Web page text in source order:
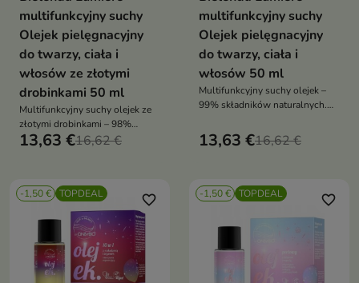
multifunkcyjny suchy
Olejek pielęgnacyjny
do twarzy, ciała i
włosów ze złotymi
drobinkami 50 ml
Multifunkcyjny suchy olejek ze
złotymi drobinkami – 98%
składników naturalnych do
13,63 €16,62 €
multifunkcyjny suchy
Olejek pielęgnacyjny
do twarzy, ciała i
włosów 50 ml
Multifunkcyjny suchy olejek –
99% składników naturalnych.
nawilża, regeneruje i wygładza,
szybko się wchłania, nie
13,63 €16,62 €
-1,50 € TOPDEAL favorite_border -1,50 € TOPDEAL favorite_border